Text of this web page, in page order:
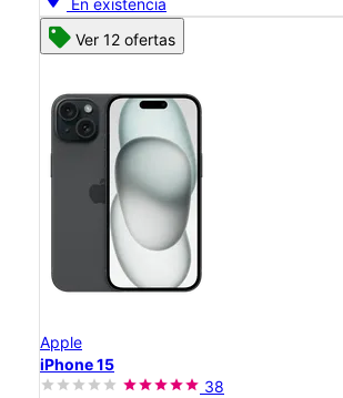
En existencia
Ver 12 ofertas
Apple
iPhone 15
38